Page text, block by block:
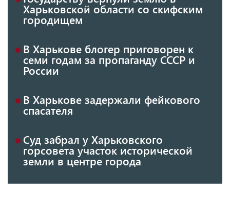
Харьковской области со скифским
городищем
В Харькове блогер приговорен к
семи годам за пропаганду СССР и
России
В Харькове задержали фейкового
спасателя
Суд забрал у Харьковского
горсовета участок исторической
земли в центре города